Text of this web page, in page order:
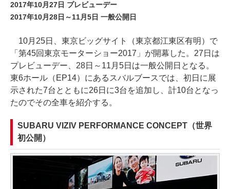
2017年10月27日 プレビューデー
2017年10月28日～11月5日 一般公開日
10月25日、東京ビッグサイト（東京都江東区有明）で
「第45回東京モーターショー2017」が開幕した。27日は
プレビューデー、28日～11月5日は一般公開日となる。
東6ホール（EP14）にあるスバルブースでは、初日に展
示された7台とともに26日に3台を追加し、計10台となっ
たのでその全車を紹介する。
SUBARU VIZIV PERFORMANCE CONCEPT（世界
初公開）